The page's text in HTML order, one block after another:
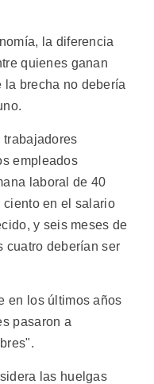
la diferencia
quienes ganan
la brecha no debería
trabajadores
empleados
laboral de 40
ciento en el salario
y seis meses de
cuatro deberían ser
en los últimos años
pasaron a
las huelgas